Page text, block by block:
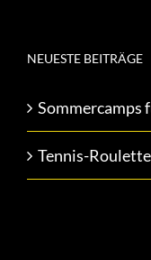
NEUESTE BEITRÄGE
Sommercamps
Tennis-